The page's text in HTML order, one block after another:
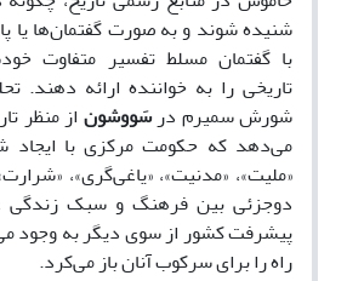
شنیده شوند و به صورت گفتمان‌ها یا
با گفتمان مسلط تفسیر متفاوت
تاریخی را به خواننده ارائه دهند.
شورش سمیرم درسَووشون از منظر
می‌دهد که حکومت مرکزی با ایجاد
«ملیت»، «مدنیت»، «یاغی‌گری»،
دوجزئی بین فرهنگ و سبک زندگی
پیشرفت کشور از سوی دیگر به وجود
راه را برای سرکوب آنان باز می‌کرد.